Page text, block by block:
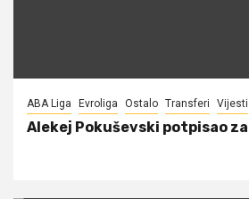
ABA Liga Evroliga Ostalo Transferi Vijesti
Alekej Pokuševski potpisao